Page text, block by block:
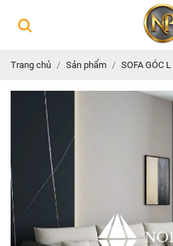
Trang chủ Sản phẩm SOFA GÓC L